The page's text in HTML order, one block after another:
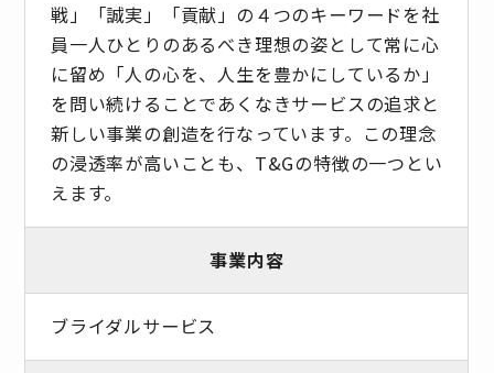
戦」「誠実」「貢献」の４つのキーワードを社
員一人ひとりのあるべき理想の姿として常に心
に留め「人の心を、人生を豊かにしているか」
を問い続けることであくなきサービスの追求と
新しい事業の創造を行なっています。この理念
の浸透率が高いことも、T&Gの特徴の一つとい
えます。
事業内容
ブライダルサービス